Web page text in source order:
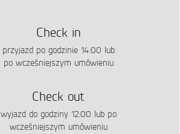
Check in
przyjazd po godzinie 14:00 lub
po wcześniejszym umówieniu
Check out
wyjazd do godziny 12:00 lub po
wcześniejszym umówieniu